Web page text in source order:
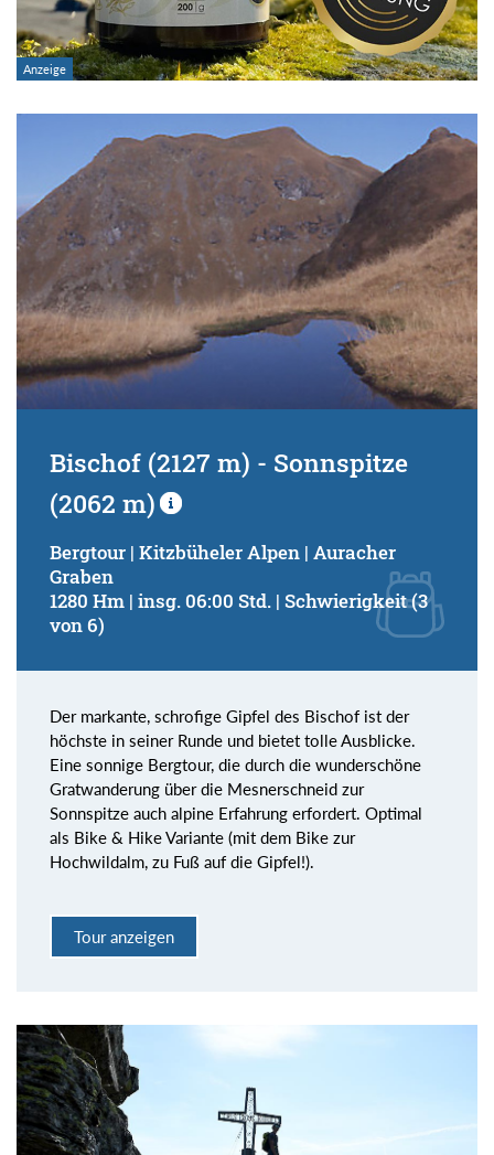
Bischof (2127 m) - Sonnspitze
(2062 m)
Bergtour | Kitzbüheler Alpen | Auracher
Graben
1280 Hm | insg. 06:00 Std. | Schwierigkeit (3
von 6)
Der markante, schrofige Gipfel des Bischof ist der
höchste in seiner Runde und bietet tolle Ausblicke.
Eine sonnige Bergtour, die durch die wunderschöne
Gratwanderung über die Mesnerschneid zur
Sonnspitze auch alpine Erfahrung erfordert. Optimal
als Bike & Hike Variante (mit dem Bike zur
Hochwildalm, zu Fuß auf die Gipfel!).
Tour anzeigen